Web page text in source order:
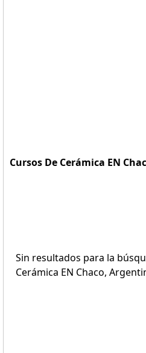
Cursos De Cerámica EN
Sin resultados para la
Cerámica EN Chaco,